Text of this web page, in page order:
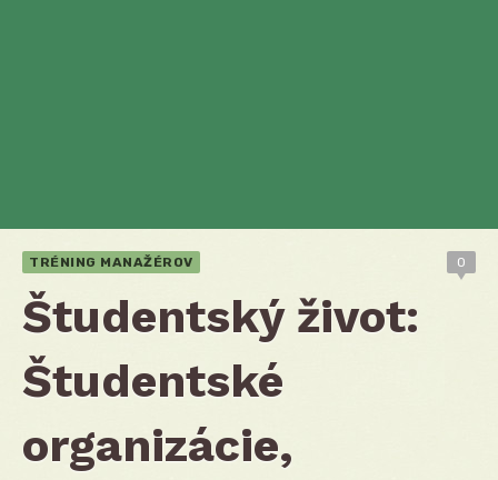
TRÉNING MANAŽÉROV 0
Študentský život:
Študentské
organizácie,